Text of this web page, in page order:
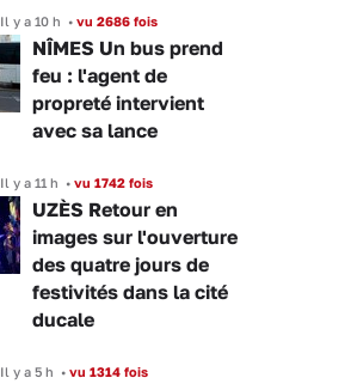
Il y a 10 h • vu 2686 fois
NÎMES Un bus prend
feu : l'agent de
propreté intervient
avec sa lance
Il y a 11 h • vu 1742 fois
UZÈS Retour en
images sur l'ouverture
des quatre jours de
festivités dans la cité
ducale
Il y a 5 h • vu 1314 fois